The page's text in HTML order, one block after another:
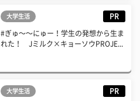
大学生活 PR
#ぎゅ〜〜にゅー！学生の発想から生ま
れた！ Jミルク×キョーソウPROJE...
大学生活 PR